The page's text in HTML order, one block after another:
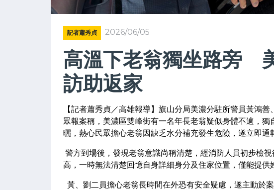
記者蕭秀貞 2026/06/05
高溫下老翁獨坐路旁
訪助返家
【記者蕭秀貞／高雄報導】旗山分局美濃分駐所警員黃鴻
眾報案稱，美濃區雙峰街有一名年長老翁疑似身體不適，
曬，熱心民眾擔心老翁因缺乏水分補充發生危險，遂立即通
警方到場後，發現老翁意識尚稱清楚，經消防人員初步檢
高，一時無法清楚回憶自身詳細身分及住家位置，僅能提供
黃、劉二員擔心老翁長時間在外恐有安全疑慮，遂主動於